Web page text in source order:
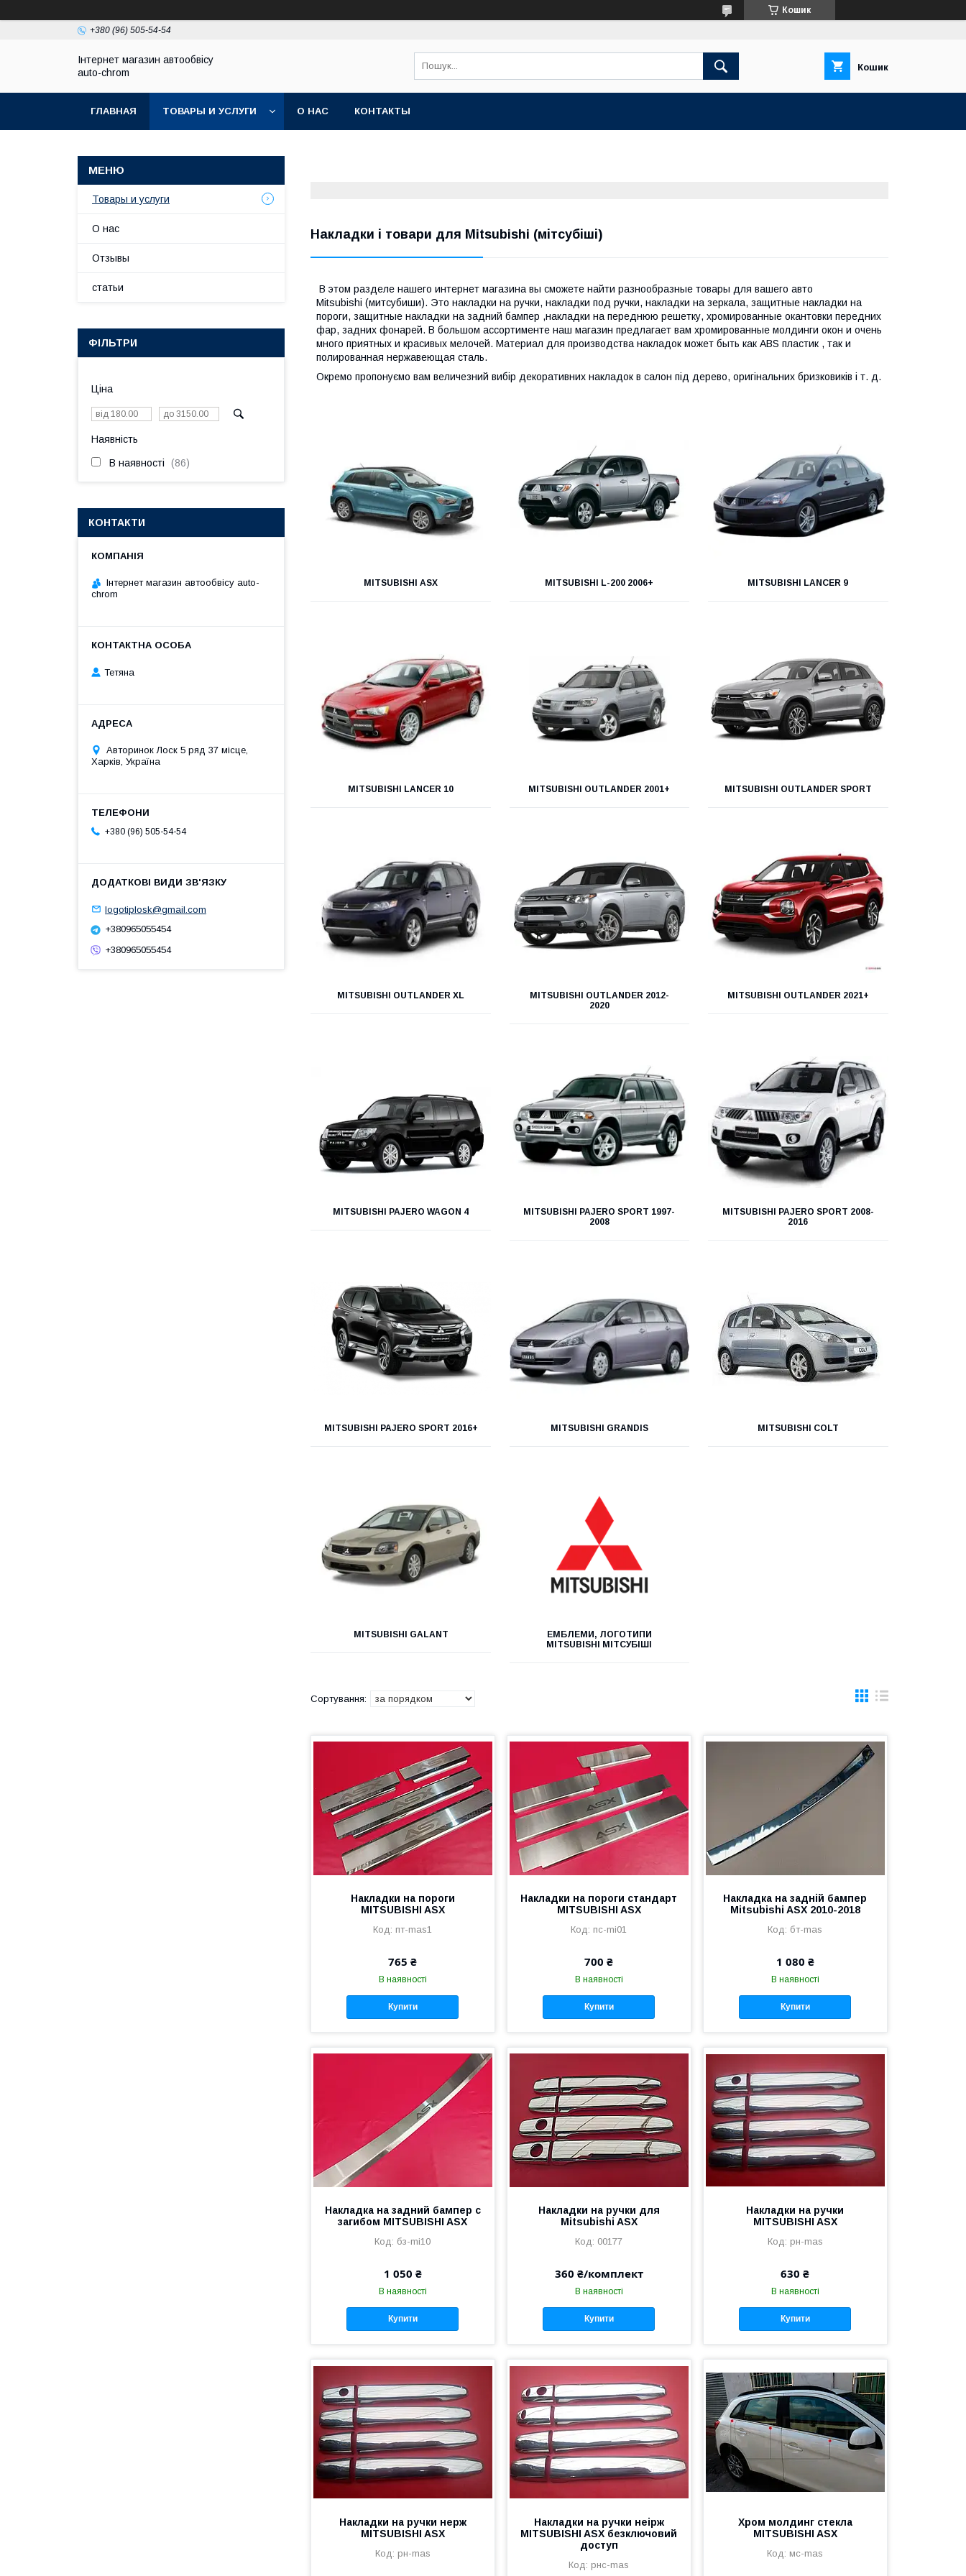
Кошик
+380 (96) 505-54-54
Інтернет магазин автообвісу
auto-chrom
Кошик
ГЛАВНАЯ ТОВАРЫ И УСЛУГИ О НАС КОНТАКТЫ
Накладки і товари для Mitsubishi (мітсубіші)
В этом разделе нашего интернет магазина вы сможете найти разнообразные товары для вашего авто
Mitsubishi (митсубиши). Это накладки на ручки, накладки под ручки, накладки на зеркала, защитные накладки на
пороги, защитные накладки на задний бампер ,накладки на переднюю решетку, хромированные окантовки передних
фар, задних фонарей. В большом ассортименте наш магазин предлагает вам хромированные молдинги окон и очень
много приятных и красивых мелочей. Материал для производства накладок может быть как ABS пластик , так и
полированная нержавеющая сталь.
Окремо пропонуємо вам величезний вибір декоративних накладок в салон під дерево, оригінальних бризковиків і т. д.
MITSUBISHI ASX MITSUBISHI L-200 2006+ MITSUBISHI LANCER 9
MITSUBISHI LANCER 10 MITSUBISHI OUTLANDER 2001+ MITSUBISHI OUTLANDER SPORT
MITSUBISHI OUTLANDER XL
MITSUBISHI OUTLANDER 2012-
2020
MITSUBISHI OUTLANDER 2021+
MITSUBISHI PAJERO WAGON 4
MITSUBISHI PAJERO SPORT 1997-
2008
MITSUBISHI PAJERO SPORT 2008-
2016
MITSUBISHI PAJERO SPORT 2016+ MITSUBISHI GRANDIS MITSUBISHI COLT
MITSUBISHI GALANT
ЕМБЛЕМИ, ЛОГОТИПИ
MITSUBISHI МІТСУБІШІ
Накладки на пороги
MITSUBISHI ASX
пт-mas1
765 ₴
В наявності
Купити
Накладки на пороги стандарт
MITSUBISHI ASX
пс-mi01
700 ₴
В наявності
Купити
Накладка на задній бампер
Mitsubishi ASX 2010-2018
бт-mas
1 080 ₴
В наявності
Купити
Накладка на задний бампер с
загибом MITSUBISHI ASX
бз-mi10
1 050 ₴
В наявності
Купити
Накладки на ручки для
Mitsubishi ASX
00177
360 ₴/комплект
В наявності
Купити
Накладки на ручки
MITSUBISHI ASX
рн-mas
630 ₴
В наявності
Купити
Накладки на ручки нерж
MITSUBISHI ASX
рн-mas
Накладки на ручки неірж
MITSUBISHI ASX безключовий
доступ
рнс-mas
Хром молдинг стекла
MITSUBISHI ASX
мс-mas
Товары и услуги
О нас
Отзывы
статьи
ФІЛЬТРИ
Ціна
Наявність
В наявності 86
КОНТАКТИ
Інтернет магазин автообвісу auto-
chrom
Тетяна
Авторинок Лоск 5 ряд 37 місце,
Харків, Україна
+380 (96) 505-54-54
logotiplosk@gmail.com
+380965055454
+380965055454